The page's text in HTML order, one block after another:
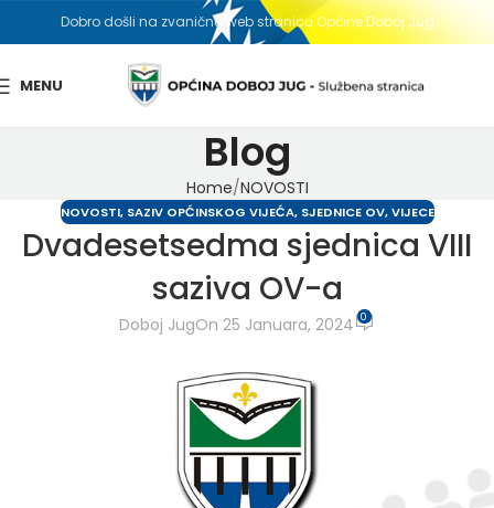
Dobro došli na zvaničnu web stranicu Općine Doboj Jug
MENU
Blog
Home NOVOSTI
NOVOSTI, SAZIV OPĆINSKOG VIJEĆA, SJEDNICE OV,VIJECE
Dvadesetsedma sjednica VIII
saziva OV-a
Doboj JugOn 25 Januara, 2024 0